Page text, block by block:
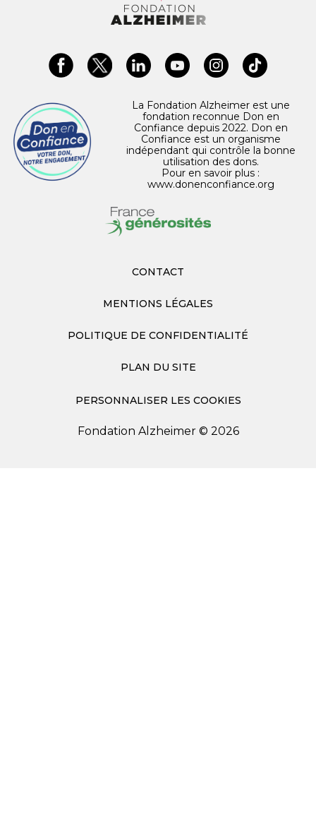
La Fondation Alzheimer est une
fondation reconnue Don en
Confiance depuis 2022. Don en
Confiance est un organisme
indépendant qui contrôle la bonne
utilisation des dons.
Pour en savoir plus :
www.donenconfiance.org
CONTACT
MENTIONS LÉGALES
POLITIQUE DE CONFIDENTIALITÉ
PLAN DU SITE
PERSONNALISER LES COOKIES
Fondation Alzheimer © 2026